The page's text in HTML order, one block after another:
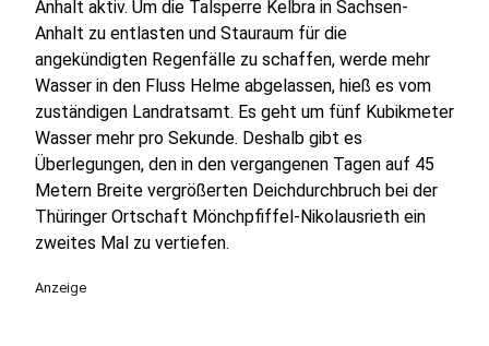
Anhalt aktiv. Um die Talsperre Kelbra in Sachsen-
Anhalt zu entlasten und Stauraum für die
angekündigten Regenfälle zu schaffen, werde mehr
Wasser in den Fluss Helme abgelassen, hieß es vom
zuständigen Landratsamt. Es geht um fünf Kubikmeter
Wasser mehr pro Sekunde. Deshalb gibt es
Überlegungen, den in den vergangenen Tagen auf 45
Metern Breite vergrößerten Deichdurchbruch bei der
Thüringer Ortschaft Mönchpfiffel-Nikolausrieth ein
zweites Mal zu vertiefen.
Anzeige